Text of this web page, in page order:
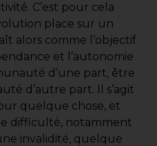
C’est pour cela
place sur un
alors comme l’objectif
et l’autonomie
d’une part, être
d’autre part. Il s’agit
quelque chose, et
difficulté, notamment
invalidité, quelque